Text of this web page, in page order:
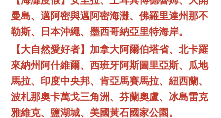
曼島、邁阿密與邁阿密海灘、佛羅里達州那不
勒斯、日本沖繩、墨西哥納亞里特海岸。
【大自然愛好者】加拿大阿爾伯塔省、北卡羅
來納州阿什維爾、西班牙阿斯圖里亞斯、瓜地
馬拉、印度中央邦、肯亞馬賽馬拉、紐西蘭、
波札那奧卡萬戈三角洲、芬蘭奧盧、冰島雷克
雅維克、鹽湖城、美國黃石國家公園。